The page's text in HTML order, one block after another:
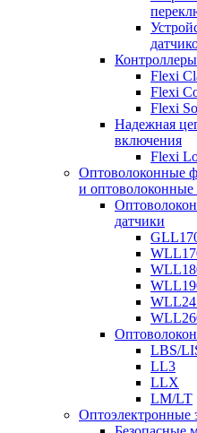
Flexi
Flexi
Flexi
Надежная
включения
Flexi
Оптоволоконные
и оптоволоконные
датчики
LBS/
LL3
LLX
LM/LT
Оптоэлектронные